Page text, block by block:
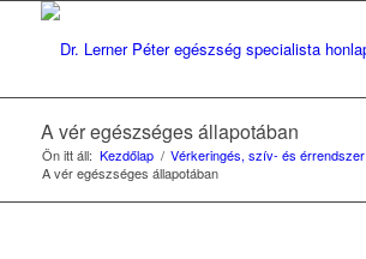
A vér egészséges állapotában
Ön itt áll: Kezdőlap / Vérkeringés, szív- és érrendszer
A vér egészséges állapotában